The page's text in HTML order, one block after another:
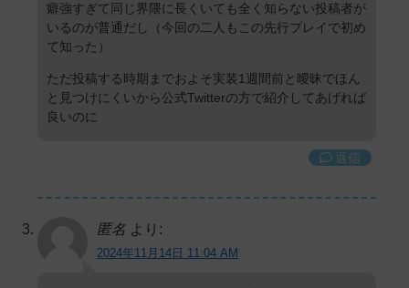
癖強すぎて同じ界隈に長くいても全く知らない投稿者が
いるのが普通だし（今回の二人もこの先行プレイで初め
て知った）
ただ投稿する時期までおよそ実装1週間前と曖昧でほん
と見つけにくいから公式Twitterの方で紹介してあげれば
良いのに
返信
匿名 より:
2024年11月14日 11:04 AM